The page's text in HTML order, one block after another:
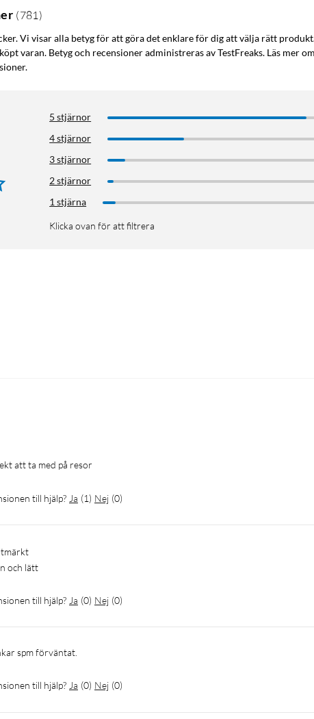
(781 )
Vi visar alla betyg för att göra det enklare för dig att välja rätt
varan. Betyg och recensioner administreras av TestFreaks. Läs mer
5 stjärnor
4 stjärnor
3 stjärnor
2 stjärnor
1 stjärna
Klicka ovan för att filtrera
att ta med på resor
till hjälp? Ja (1) Nej (0)
och lätt
till hjälp? Ja (0) Nej (0)
spm förväntat.
till hjälp? Ja (0) Nej (0)